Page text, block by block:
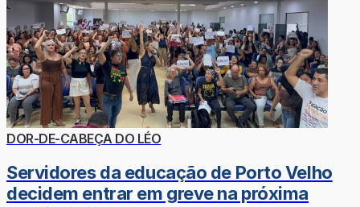
DOR-DE-CABEÇA DO LÉO
Servidores da educação de Porto Velho
decidem entrar em greve na próxima